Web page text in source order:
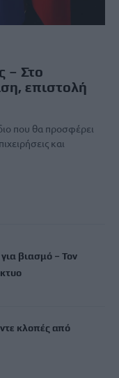
– Στο
επιστολή
που θα προσφέρει
και
βιασμό – Τον
κλοπές από